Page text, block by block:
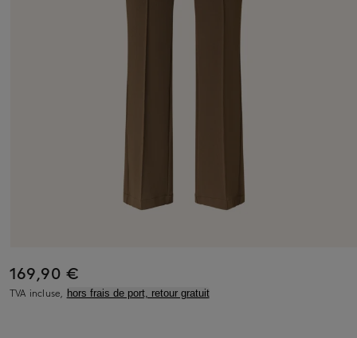
169,90 €
TVA incluse, hors frais de port, retour gratuit